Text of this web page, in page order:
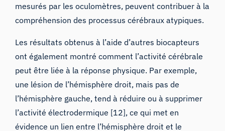
mesurés par les oculomètres, peuvent contribuer à la
compréhension des processus cérébraux atypiques.
Les résultats obtenus à l’aide d’autres biocapteurs
ont également montré comment l’activité cérébrale
peut être liée à la réponse physique. Par exemple,
une lésion de l’hémisphère droit, mais pas de
l’hémisphère gauche, tend à réduire ou à supprimer
l’activité électrodermique [12], ce qui met en
évidence un lien entre l’hémisphère droit et le